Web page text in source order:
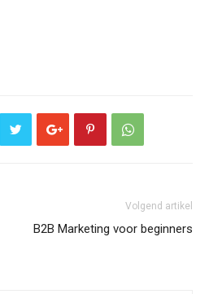
Volgend artikel
B2B Marketing voor beginners